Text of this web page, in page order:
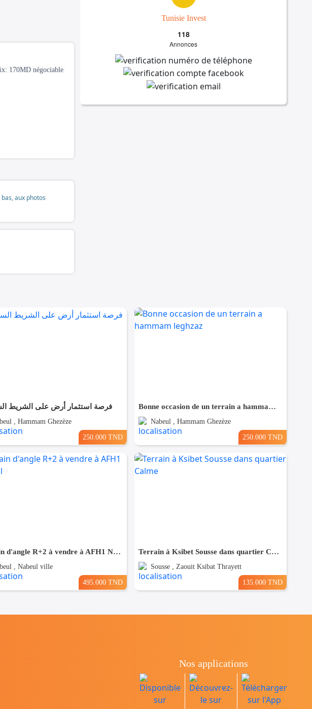
170MD négociable
aux photos
Tunisie Invest
118
Annonces
فرصة استثمار أرض على الشريط
, Hammam Ghezèze
250.000 TND
Bonne occasion de un terrain a hammam leghzaz
Nabeul , Hammam Ghezèze
250.000 TND
Terrain d'angle R+2 à vendre à AFH1 Nabeul
, Nabeul ville
495.000 TND
Terrain à Ksibet Sousse dans quartier Calme
Sousse , Zaouit Ksibat Thrayett
135.000 TND
Nos applications